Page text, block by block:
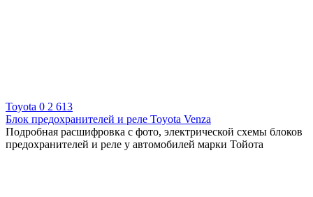
Toyota 0 2 613
Блок предохранителей и реле Toyota Venza
Подробная расшифровка с фото, электрической схемы блоков
предохранителей и реле у автомобилей марки Тойота